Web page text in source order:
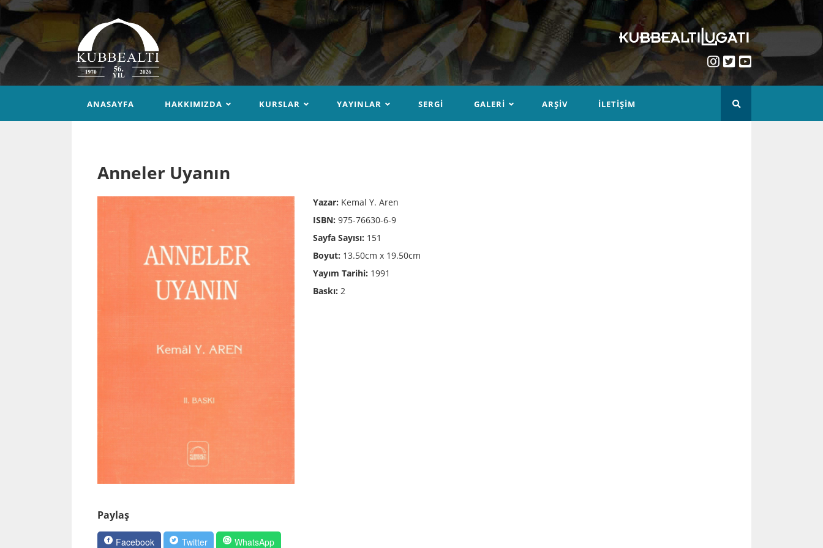
ANASAYFA HAKKIMIZDA KURSLAR YAYINLAR SERGI GALERI ARŞIV İLETIŞIM
Anneler Uyanın
Yazar: Kemal Y. Aren
ISBN: 975-76630-6-9
Sayfa Sayısı: 151
Boyut: 13.50cm x 19.50cm
Yayım Tarihi: 1991
Baskı: 2
Paylaş
Facebook Twitter WhatsApp